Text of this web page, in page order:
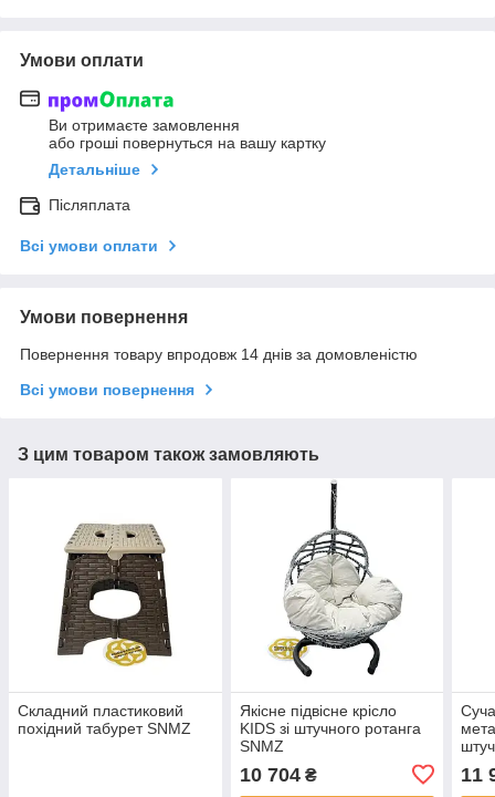
Умови оплати
Ви отримаєте замовлення
або гроші повернуться на вашу картку
Детальніше
Післяплата
Всі умови оплати
Умови повернення
Повернення товару впродовж 14 днів за домовленістю
Всі умови повернення
З цим товаром також замовляють
Складний пластиковий
похідний табурет SNMZ
Якісне підвісне крісло
KIDS зі штучного ротанга
SNMZ
10 704₴ 11